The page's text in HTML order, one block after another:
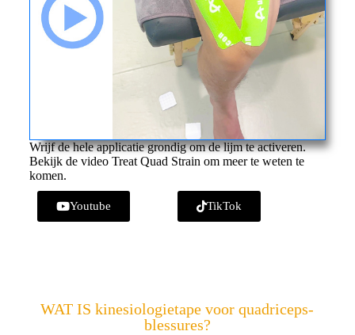
Wrijf de hele applicatie grondig om de lijm te activeren.
Bekijk de video Treat Quad Strain om meer te weten te
komen.
Youtube TikTok
WAT IS kinesiologietape voor quadriceps-
blessures?
qua